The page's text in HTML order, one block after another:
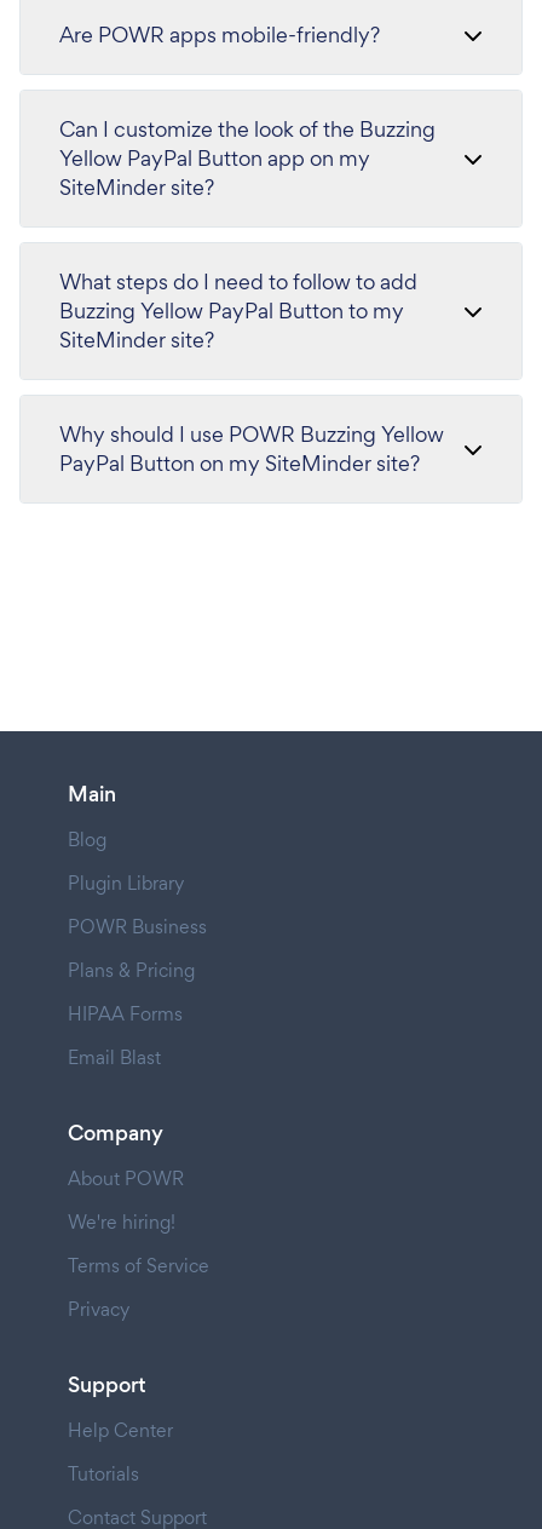
Are POWR apps mobile-friendly?
Can I customize the look of the Buzzing
Yellow PayPal Button app on my
SiteMinder site?
What steps do I need to follow to add
Buzzing Yellow PayPal Button to my
SiteMinder site?
Why should I use POWR Buzzing Yellow
PayPal Button on my SiteMinder site?
Main
Blog
Plugin Library
POWR Business
Plans & Pricing
HIPAA Forms
Email Blast
Company
About POWR
We're hiring!
Terms of Service
Privacy
Support
Help Center
Tutorials
Contact Support